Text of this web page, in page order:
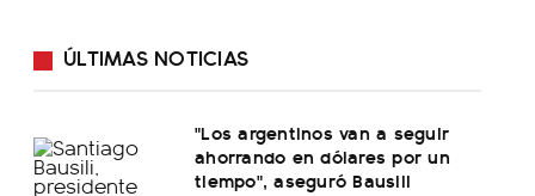
ÚLTIMAS NOTICIAS
"Los argentinos van a seguir
ahorrando en dólares por un
tiempo", aseguró Bausili